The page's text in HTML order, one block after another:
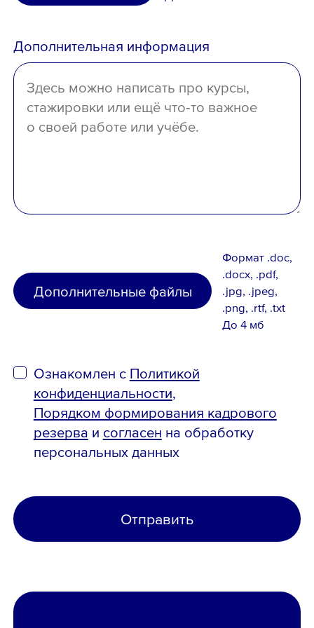
отсутствует
Дополнительная информация
Дополнительные файлы
Формат .doc,
.docx, .pdf,
.jpg, .jpeg,
.png, .rtf, .txt
До 4 мб
Ознакомлен с Политикой
конфиденциальности,
Порядком формирования кадрового
резерва и согласен на обработку
персональных данных
Отправить